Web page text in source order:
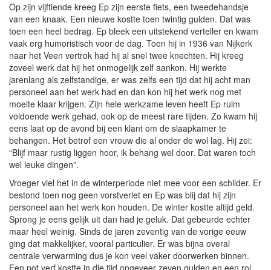
Op zijn vijftiende kreeg Ep zijn eerste fiets, een tweedehandsje
van een knaak. Een nieuwe kostte toen twintig gulden. Dat was
toen een heel bedrag. Ep bleek een uitstekend verteller en kwam
vaak erg humoristisch voor de dag. Toen hij in 1936 van Nijkerk
naar het Veen vertrok had hij al snel twee knechten. Hij kreeg
zoveel werk dat hij het onmogelijk zelf aankon. Hij werkte
jarenlang als zelfstandige, er was zelfs een tijd dat hij acht man
personeel aan het werk had en dan kon hij het werk nog met
moeite klaar krijgen. Zijn hele werkzame leven heeft Ep ruim
voldoende werk gehad, ook op de meest rare tijden. Zo kwam hij
eens laat op de avond bij een klant om de slaapkamer te
behangen. Het betrof een vrouw die al onder de wol lag. Hij zei:
“Blijf maar rustig liggen hoor, ik behang wel door. Dat waren toch
wel leuke dingen”.
Vroeger viel het in de winterperiode niet mee voor een schilder. Er
bestond toen nog geen vorstverlet en Ep was blij dat hij zijn
personeel aan het werk kon houden. De winter kostte altijd geld.
Sprong je eens gelijk uit dan had je geluk. Dat gebeurde echter
maar heel weinig. Sinds de jaren zeventig van de vorige eeuw
ging dat makkelijker, vooral particulier. Er was bijna overal
centrale verwarming dus je kon veel vaker doorwerken binnen.